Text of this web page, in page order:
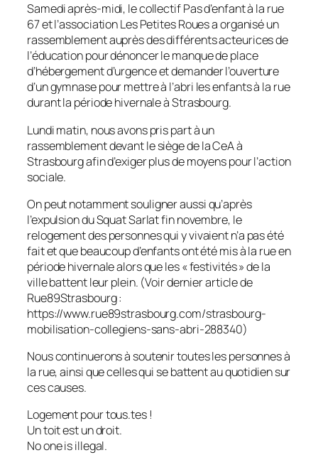
Samedi après-midi, le collectif Pas d’enfant à la rue
67 et l’association Les Petites Roues a organisé un
rassemblement auprès des différents acteurices de
l’éducation pour dénoncer le manque de place
d’hébergement d’urgence et demander l’ouverture
d’un gymnase pour mettre à l’abri les enfants à la rue
durant la période hivernale à Strasbourg.
Lundi matin, nous avons pris part à un
rassemblement devant le siège de la CeA à
Strasbourg afin d’exiger plus de moyens pour l’action
sociale.
On peut notamment souligner aussi qu’après
l’expulsion du Squat Sarlat fin novembre, le
relogement des personnes qui y vivaient n’a pas été
fait et que beaucoup d’enfants ont été mis à la rue en
période hivernale alors que les « festivités » de la
ville battent leur plein. (Voir dernier article de
Rue89Strasbourg :
https://www.rue89strasbourg.com/strasbourg-
mobilisation-collegiens-sans-abri-288340)
Nous continuerons à soutenir toutes les personnes à
la rue, ainsi que celles qui se battent au quotidien sur
ces causes.
Logement pour tous.tes !
Un toit est un droit.
No one is illegal.